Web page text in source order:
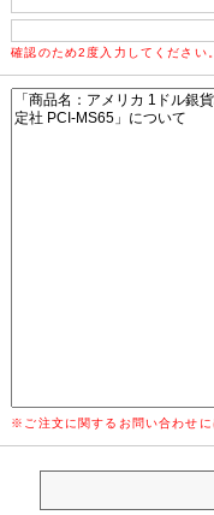
確認のため2度入力してください。
※ご注文に関するお問い合わせに